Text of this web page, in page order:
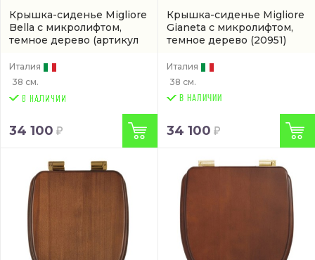
Крышка-сиденье Migliore
Bella с микролифтом,
темное дерево (артикул
Италия
38 см.
34 100
Крышка-сиденье Migliore
Gianeta с микролифтом,
темное дерево (20951)
Италия
38 см.
В НАЛИЧИИ
34 100